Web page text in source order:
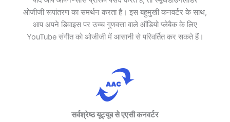
ओजीजी रूपांतरण का समर्थन करता है। इस बहुमुखी कनवर्टर के साथ,
आप अपने डिवाइस पर उच्च गुणवत्ता वाले ऑडियो प्लेबैक के लिए
YouTube संगीत को ओजीजी में आसानी से परिवर्तित कर सकते हैं।
सर्वश्रेष्ठ यूट्यूब से एएसी कनवर्टर